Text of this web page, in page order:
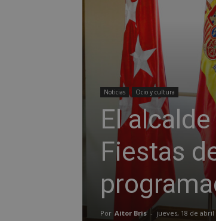
Noticias Ocio y cultura
El
Fiestas
Por Aitor Bris - jueves, 18 de abril